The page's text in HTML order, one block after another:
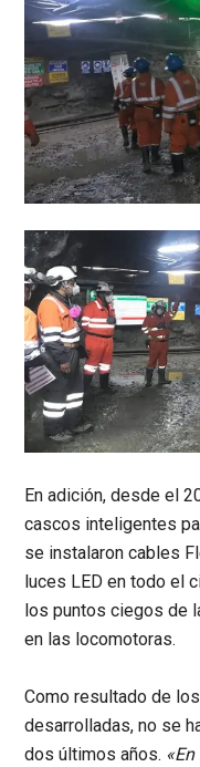
En adición, desde el
cascos inteligentes
se instalaron cables
luces LED en todo el
los puntos ciegos de
en las locomotoras.
Como resultado de
desarrolladas, no se
dos últimos años.